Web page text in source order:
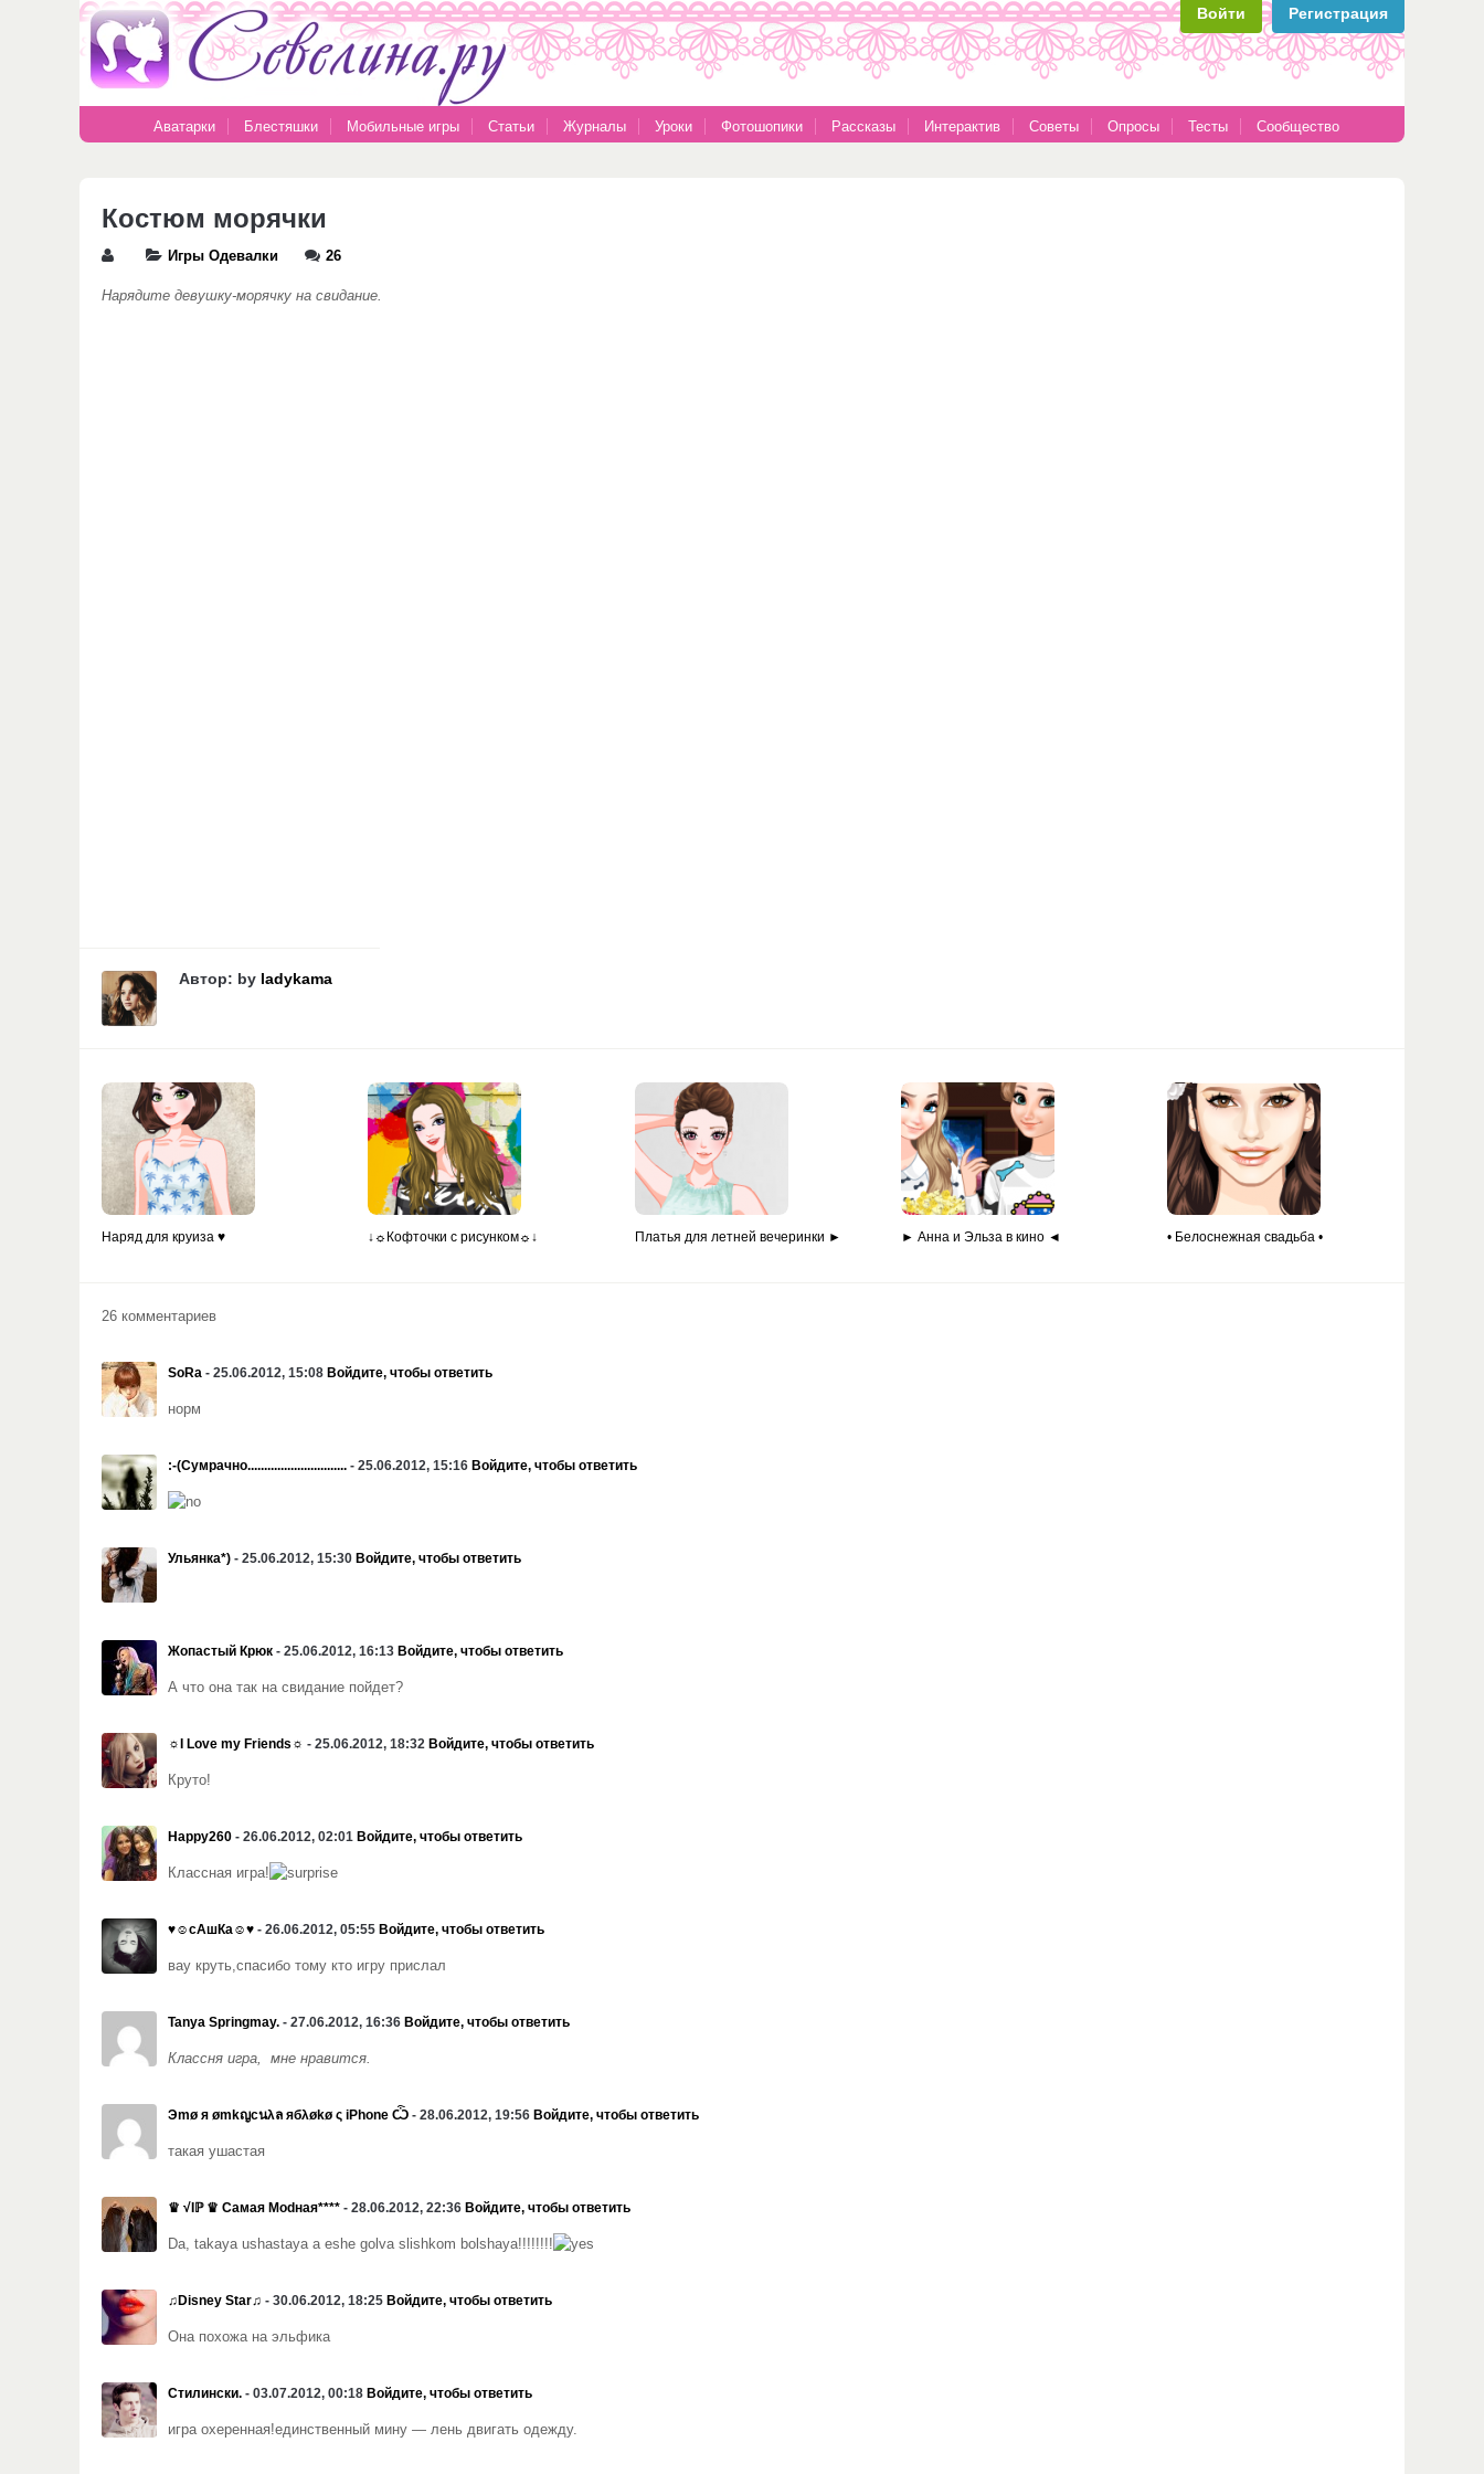
Войти Регистрация
Аватарки Блестяшки Мобильные игры Статьи Журналы Уроки Фотошопики Рассказы Интерактив Советы Опросы Тесты Сообщество
Костюм морячки
Игры Одевалки 26
Нарядите девушку-морячку на свидание.
Автор: by ladykama
Наряд для круиза ♥ ↓☼Кофточки с рисунком☼↓ Платья для летней вечеринки ► ► Анна и Эльза в кино ◄ • Белоснежная свадьба •
26 комментариев
SoRa - 25.06.2012, 15:08 Войдите, чтобы ответить
норм
:-(Сумрачно.............................. - 25.06.2012, 15:16 Войдите, чтобы ответить
Ульянка*) - 25.06.2012, 15:30 Войдите, чтобы ответить
Жопастый Крюк - 25.06.2012, 16:13 Войдите, чтобы ответить
А что она так на свидание пойдет?
☼I Love my Friends☼ - 25.06.2012, 18:32 Войдите, чтобы ответить
Круто!
Happy260 - 26.06.2012, 02:01 Войдите, чтобы ответить
Классная игра!
♥☺сАшКа☺♥ - 26.06.2012, 05:55 Войдите, чтобы ответить
вау круть,спасибо тому кто игру прислал
Tanya Springmay. - 27.06.2012, 16:36 Войдите, чтобы ответить
Классня игра, мне нравится.
Эmø я ømkญcนλล ябλøkø ς iPhone Ѽ - 28.06.2012, 19:56 Войдите, чтобы ответить
такая ушастая
♛ √Iℙ ♛ Caмая Моdная**** - 28.06.2012, 22:36 Войдите, чтобы ответить
Da, takaya ushastaya a eshe golva slishkom bolshaya!!!!!!!!
♫Disney Star♫ - 30.06.2012, 18:25 Войдите, чтобы ответить
Она похожа на эльфика
Стилински. - 03.07.2012, 00:18 Войдите, чтобы ответить
игра охеренная!единственный мину — лень двигать одежду.